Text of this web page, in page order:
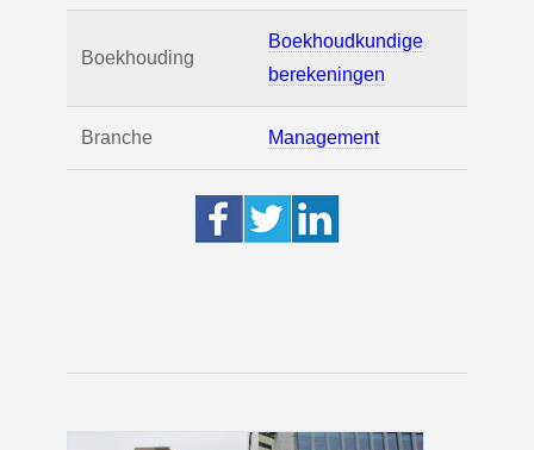
Boekhouding
Boekhoudkundige
berekeningen
Branche Management